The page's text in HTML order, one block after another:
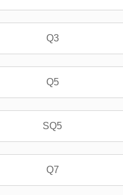
Q3
Q5
SQ5
Q7